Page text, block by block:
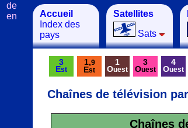
Accueil
Index des
pays
Satellites
Sats
de
en
3
Est
1,9
Est
1
Ouest
3
Ouest
4
Ouest
Chaînes de télévision
Chaînes